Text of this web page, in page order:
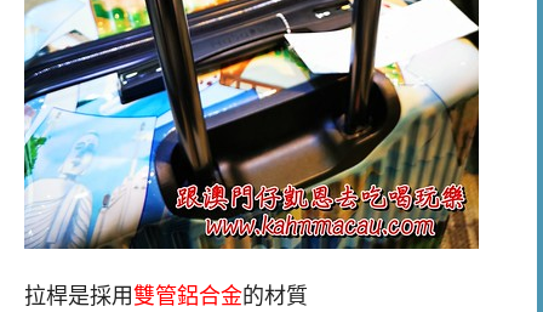
拉桿是採用雙管鋁合金的材質